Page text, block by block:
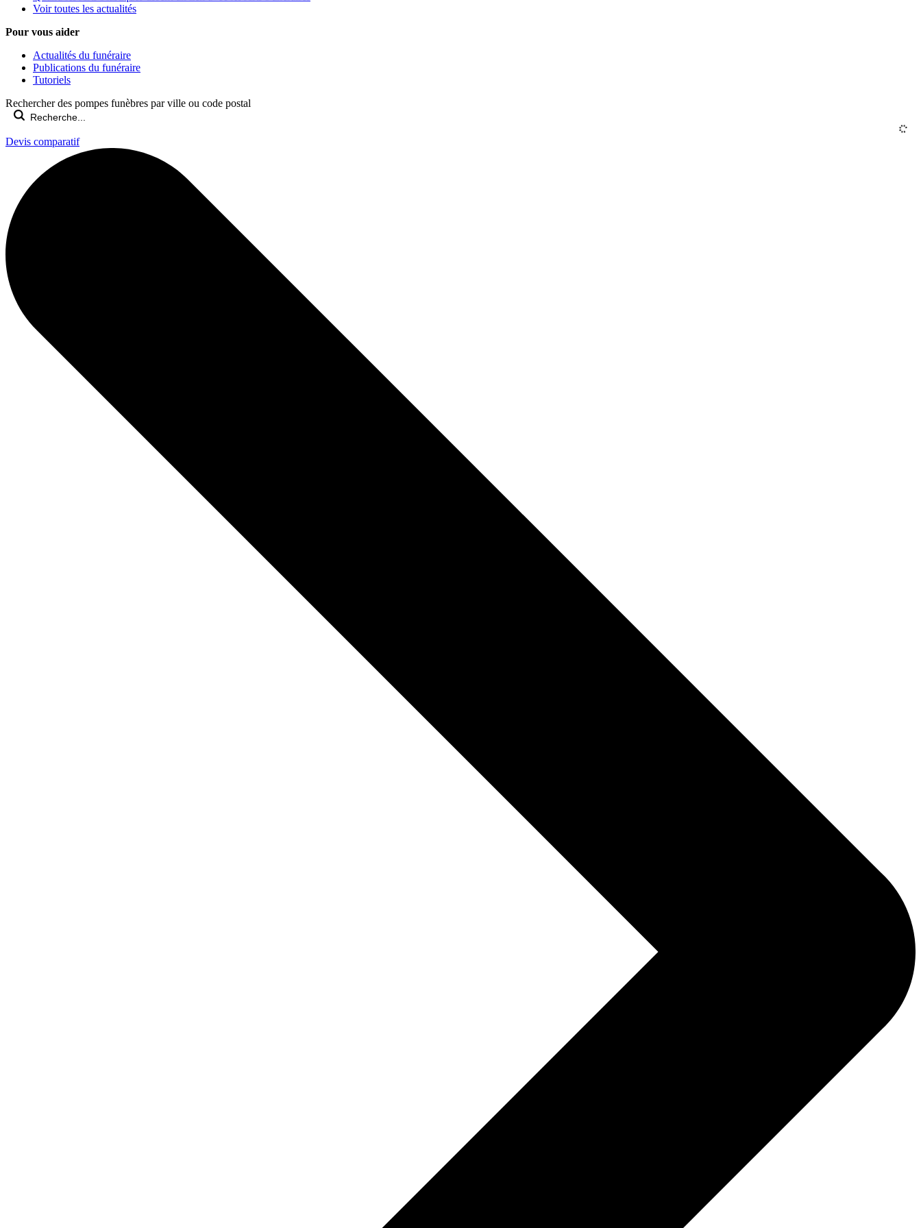
Voir toutes les actualités
Pour vous aider
Actualités du funéraire
Publications du funéraire
Tutoriels
Rechercher des pompes funèbres par ville ou code postal
Devis comparatif